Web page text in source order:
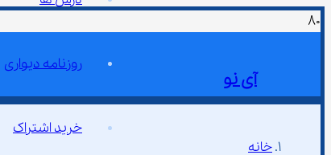
آی نو
روزنامه دیواری
خرید اشتراک
خانه